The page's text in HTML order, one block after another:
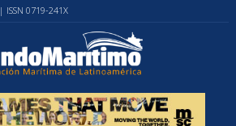
| ISSN 0719-241X